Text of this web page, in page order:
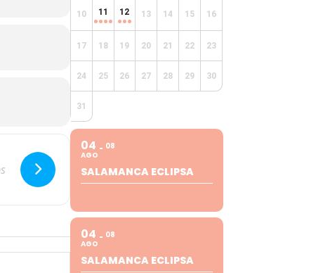
10 11 12 13 14 15 16
17 18 19 20 21 22 23
24 25 26 27 28 29 30
31
04
AGO
08
SALAMANCA ECLIPSA
04
AGO
08
SALAMANCA ECLIPSA